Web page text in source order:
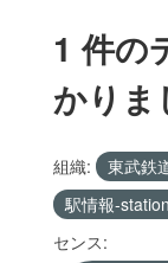
1 件の
かりま
組織: 東武鉄
駅情報-
センス: